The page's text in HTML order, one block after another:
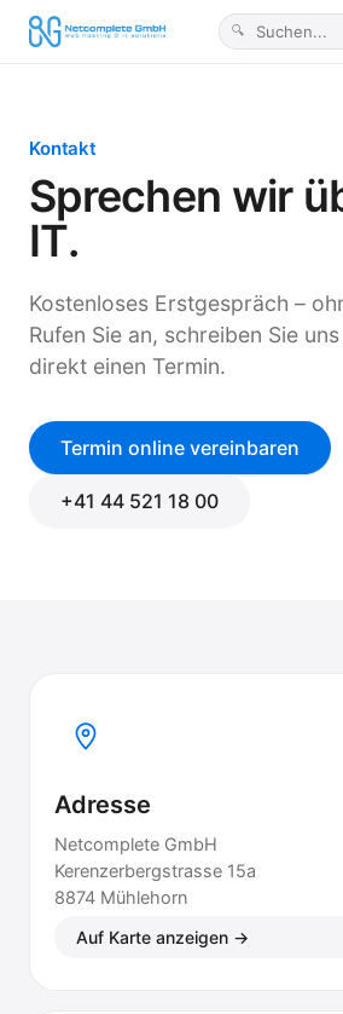
Kontakt
Sprechen wir
IT.
Kostenloses Erstgespräch –
Rufen Sie an, schreiben Sie
direkt einen Termin.
Termin online vereinbaren
+41 44 521 18 00
Adresse
Netcomplete GmbH
Kerenzerbergstrasse 15a
8874 Mühlehorn
Auf Karte anzeigen →